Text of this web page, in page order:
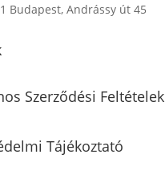
Budapest, Andrássy út 45
Szerződési Feltételek
Tájékoztató